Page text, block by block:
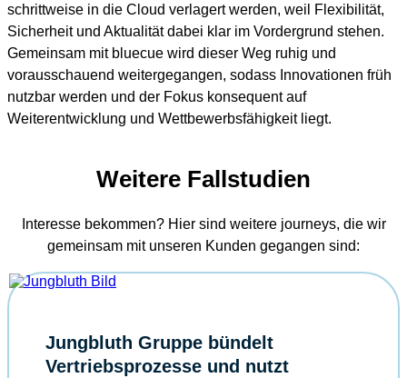
schrittweise in die Cloud verlagert werden, weil Flexibilität,
Sicherheit und Aktualität dabei klar im Vordergrund stehen.
Gemeinsam mit bluecue wird dieser Weg ruhig und
vorausschauend weitergegangen, sodass Innovationen früh
nutzbar werden und der Fokus konsequent auf
Weiterentwicklung und Wettbewerbsfähigkeit liegt.
Weitere Fallstudien
Interesse bekommen? Hier sind weitere journeys, die wir
gemeinsam mit unseren Kunden gegangen sind:
Jungbluth Gruppe bündelt
Vertriebsprozesse und nutzt